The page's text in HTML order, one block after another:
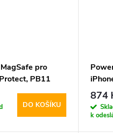
pro
PB11
Titanium
DO KOŠÍKU
874
k